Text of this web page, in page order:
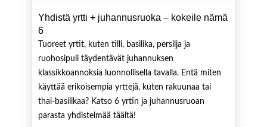
Yhdistä yrtti + juhannusruoka – kokeile nämä
6
Tuoreet yrtit, kuten tilli, basilika, persilja ja
ruohosipuli täydentävät juhannuksen
klassikkoannoksia luonnollisella tavalla. Entä miten
käyttää erikoisempia yrttejä, kuten rakuunaa tai
thai-basilikaa? Katso 6 yrtin ja juhannusruoan
parasta yhdistelmää täältä!